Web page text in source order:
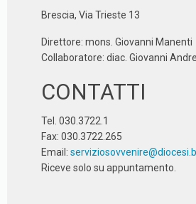
Brescia, Via Trieste 13
Direttore: mons. Giovanni Manenti
Collaboratore: diac. Giovanni
CONTATTI
Tel. 030.3722.1
Fax: 030.3722.265
Email:
Riceve solo su appuntamento.